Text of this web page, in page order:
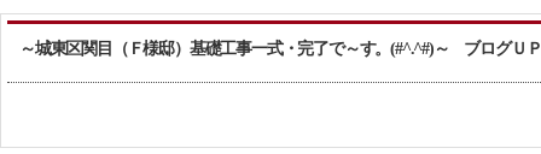
～城東区関目（Ｆ様邸）基礎工事一式・完了で～す。(#^.^#)～ ブログＵ